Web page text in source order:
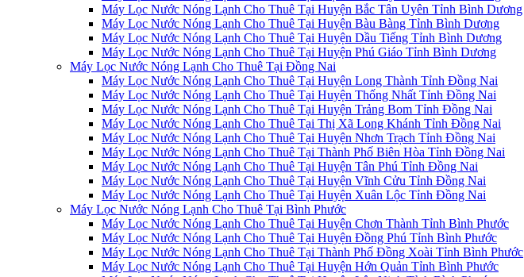
Máy Lọc Nước Nóng Lạnh Cho Thuê Tại Huyện Bắc Tân Uyên Tỉnh Bình Dương
Máy Lọc Nước Nóng Lạnh Cho Thuê Tại Huyện Bàu Bàng Tỉnh Bình Dương
Máy Lọc Nước Nóng Lạnh Cho Thuê Tại Huyện Dầu Tiếng Tỉnh Bình Dương
Máy Lọc Nước Nóng Lạnh Cho Thuê Tại Huyện Phú Giáo Tỉnh Bình Dương
Máy Lọc Nước Nóng Lạnh Cho Thuê Tại Đồng Nai
Máy Lọc Nước Nóng Lạnh Cho Thuê Tại Huyện Long Thành Tỉnh Đồng Nai
Máy Lọc Nước Nóng Lạnh Cho Thuê Tại Huyện Thống Nhất Tỉnh Đồng Nai
Máy Lọc Nước Nóng Lạnh Cho Thuê Tại Huyện Trảng Bom Tỉnh Đồng Nai
Máy Lọc Nước Nóng Lạnh Cho Thuê Tại Thị Xã Long Khánh Tỉnh Đồng Nai
Máy Lọc Nước Nóng Lạnh Cho Thuê Tại Huyện Nhơn Trạch Tỉnh Đồng Nai
Máy Lọc Nước Nóng Lạnh Cho Thuê Tại Thành Phố Biên Hòa Tỉnh Đồng Nai
Máy Lọc Nước Nóng Lạnh Cho Thuê Tại Huyện Tân Phú Tỉnh Đồng Nai
Máy Lọc Nước Nóng Lạnh Cho Thuê Tại Huyện Vĩnh Cửu Tỉnh Đồng Nai
Máy Lọc Nước Nóng Lạnh Cho Thuê Tại Huyện Xuân Lộc Tỉnh Đồng Nai
Máy Lọc Nước Nóng Lạnh Cho Thuê Tại Bình Phước
Máy Lọc Nước Nóng Lạnh Cho Thuê Tại Huyện Chơn Thành Tỉnh Bình Phước
Máy Lọc Nước Nóng Lạnh Cho Thuê Tại Huyện Đồng Phú Tỉnh Bình Phước
Máy Lọc Nước Nóng Lạnh Cho Thuê Tại Thành Phố Đồng Xoài Tỉnh Bình Phước
Máy Lọc Nước Nóng Lạnh Cho Thuê Tại Huyện Hớn Quản Tỉnh Bình Phước